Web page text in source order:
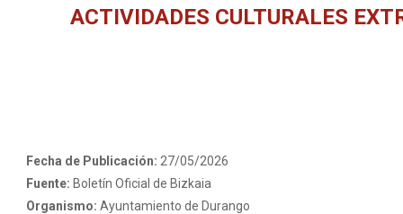
ACTIVIDADES CULTURALES
Fecha de Publicación: 27/05/2026
Fuente: Boletín Oficial de Bizkaia
Organismo: Ayuntamiento de Durango